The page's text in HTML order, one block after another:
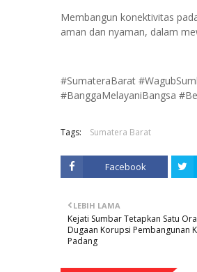
Membangun konektivitas
aman dan nyaman, dalam
#SumateraBarat
#BanggaMelayaniBangsa
Tags: Sumatera Barat
Facebook
LEBIH LAMA
Kejati Sumbar Tetapkan Satu
Dugaan Korupsi Pembangunan
Padang